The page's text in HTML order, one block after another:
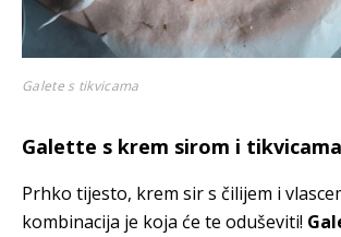
Galete s tikvicama
Galette s krem sirom i tikvicama
Prhko tijesto, krem sir s čilijem i
kombinacija je koja će te oduševiti!